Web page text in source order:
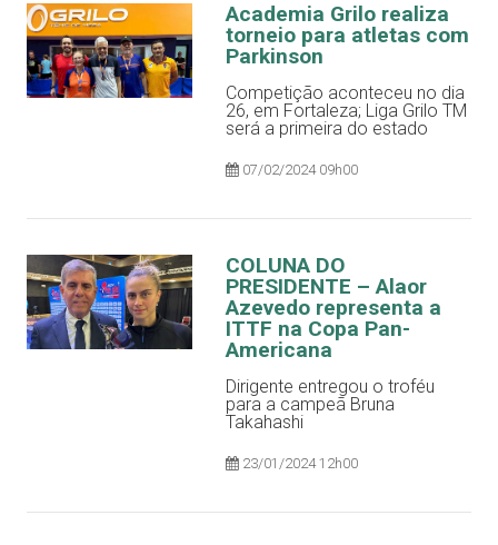
Academia Grilo realiza
torneio para atletas com
Parkinson
Competição aconteceu no dia
26, em Fortaleza; Liga Grilo TM
será a primeira do estado
07/02/2024 09h00
COLUNA DO
PRESIDENTE – Alaor
Azevedo representa a
ITTF na Copa Pan-
Americana
Dirigente entregou o troféu
para a campeã Bruna
Takahashi
23/01/2024 12h00